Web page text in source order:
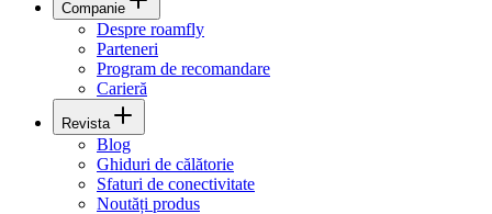
Companie
Despre roamfly
Parteneri
Program de recomandare
Carieră
Revista
Blog
Ghiduri de călătorie
Sfaturi de conectivitate
Noutăți produs